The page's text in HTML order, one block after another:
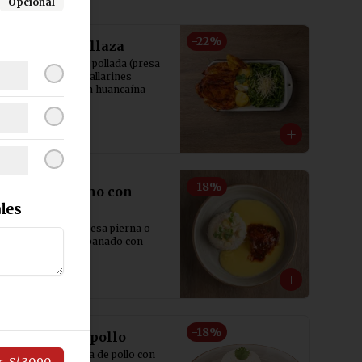
-22%
Pollada Criollaza
1/4 de pollo estilo pollada (presa
pecho con ala) + tallarines
verdes + papa a la huancaína
-18%
Pollo al horno con
puré
Pollo al horno (presa pierna o
encuentro) acompañado con
S/ 26.90S/ 32.90
-18%
Suprema de pollo
Crujiente suprema de pollo con